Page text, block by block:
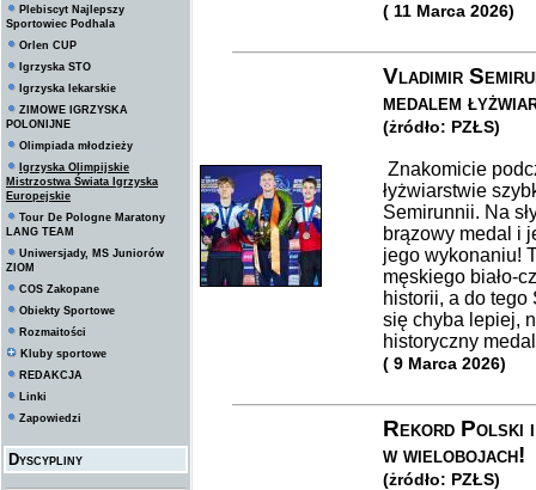
Plebiscyt Najlepszy
Sportowiec Podhala
Orlen CUP
Igrzyska STO
Igrzyska lekarskie
ZIMOWE IGRZYSKA
POLONIJNE
Olimpiada młodzieży
Igrzyska Olimpijskie
Mistrzostwa Świata Igrzyska
Europejskie
Tour De Pologne Maratony
LANG TEAM
Uniwersjady, MS Juniorów
ZIOM
COS Zakopane
Obiekty Sportowe
Rozmaitości
Kluby sportowe
REDAKCJA
Linki
Zapowiedzi
Dyscypliny
( 11 Marca 2026)
Vladimir
medalem
(żródło: PZŁS)
Znakomicie
łyżwiarstwie
Semirunnii. Na
brązowy medal i
jego wykonaniu!
męskiego biało-
historii, a do tego
się chyba lepiej,
historyczny
( 9 Marca 2026)
Rekord Polski
w wielobojach!
(żródło: PZŁS)